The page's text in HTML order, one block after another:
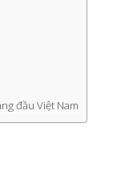
đầu Việt Nam